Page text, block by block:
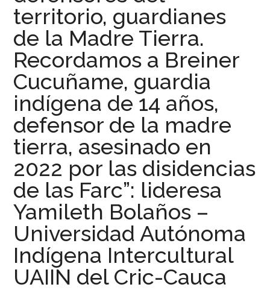
territorio, guardianes
de la Madre Tierra.
Recordamos a Breiner
Cucuñame, guardia
indígena de 14 años,
defensor de la madre
tierra, asesinado en
2022 por las disidencias
de las Farc”: lideresa
Yamileth Bolaños –
Universidad Autónoma
Indígena Intercultural
UAIIN del Cric-Cauca